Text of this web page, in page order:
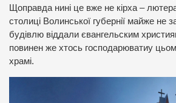
Щоправда нині це вже не кірха –
столиці Волинської губернії майже не
будівлю віддали євангельским
повинен же хтось господарюватиу
храмі.